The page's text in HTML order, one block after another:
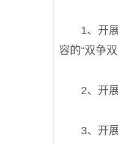
1、开展
容的“双争双
2、开展
3、开展